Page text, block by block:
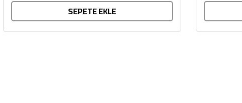
SEPETE EKLE